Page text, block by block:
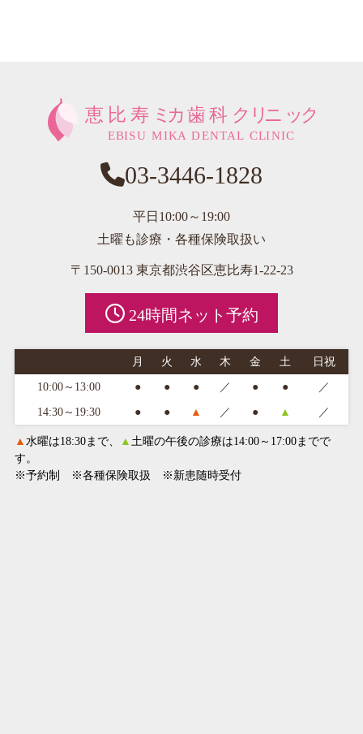
03-3446-1828
平日10:00～19:00
土曜も診療・各種保険取扱い
〒150-0013 東京都渋谷区恵比寿1-22-23
24時間ネット予約
月 火 水 木 金 土 日祝
10:00～13:00 ● ● ● ／ ● ● ／
14:30～19:30 ● ● ▲ ／ ● ▲ ／
▲ 水曜は18:30まで、 ▲ 土曜の午後の診療は14:00～17:00までで
す。
※予約制 ※各種保険取扱 ※新患随時受付